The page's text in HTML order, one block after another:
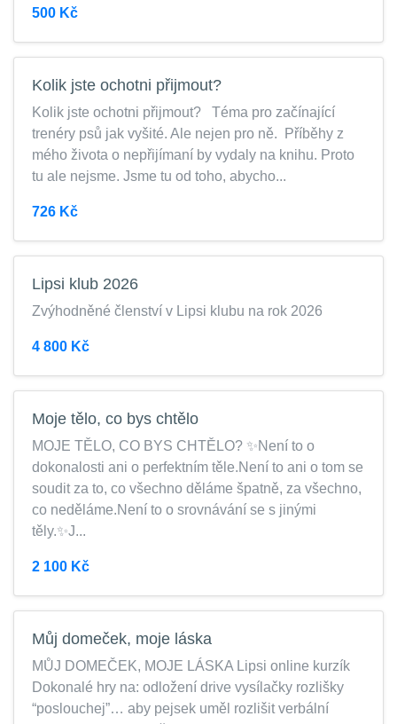
500 Kč
Kolik jste ochotni přijmout?
Kolik jste ochotni přijmout? Téma pro začínající
trenéry psů jak vyšité. Ale nejen pro ně. Příběhy z
mého života o nepřijímaní by vydaly na knihu. Proto
tu ale nejsme. Jsme tu od toho, abycho...
726 Kč
Lipsi klub 2026
Zvýhodněné členství v Lipsi klubu na rok 2026
4 800 Kč
Moje tělo, co bys chtělo
MOJE TĚLO, CO BYS CHTĚLO? ✨Není to o
dokonalosti ani o perfektním těle.Není to ani o tom se
soudit za to, co všechno děláme špatně, za všechno,
co neděláme.Není to o srovnávání se s jinými
těly.✨J...
2 100 Kč
Můj domeček, moje láska
MŮJ DOMEČEK, MOJE LÁSKA Lipsi online kurzík
Dokonalé hry na: odložení drive vysílačky rozlišky
“poslouchej”… aby pejsek uměl rozlišit verbální